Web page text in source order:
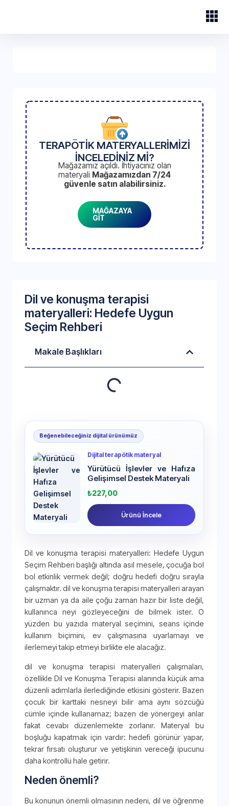
TERAPÖTİK MATERYALLERİMİZİ
İNCELEDİNİZ Mİ?
Mağazamız açıldı. İhtiyacınız olan
materyali Mağazamızdan 7/24
güvenle satın alabilirsiniz.
MAĞAZAYA
GİT
Dil ve konuşma terapisi
materyalleri: Hedefe Uygun
Seçim Rehberi
Makale Başlıkları
Beğenebileceğiniz dijital ürünümüz
Dijital terapötik materyal
Yürütücü İşlevler ve Hafıza
Gelişimsel Destek Materyali
₺227,00
Ürünü İncele
Dil ve konuşma terapisi materyalleri: Hedefe Uygun
Seçim Rehberi başlığı altında asıl mesele, çocuğa bol
bol etkinlik vermek değil; doğru hedefi doğru sırayla
çalışmaktır. dil ve konuşma terapisi materyalleri arayan
bir uzman ya da aile çoğu zaman hazır bir liste değil,
kullanınca neyi gözleyeceğini de bilmek ister. O
yüzden bu yazıda materyal seçimini, seans içinde
kullanım biçimini, ev çalışmasına uyarlamayı ve
ilerlemeyi takip etmeyi birlikte ele alacağız.
dil ve konuşma terapisi materyalleri çalışmaları,
özellikle Dil ve Konuşma Terapisi alanında küçük ama
düzenli adımlarla ilerlediğinde etkisini gösterir. Bazen
çocuk bir karttaki nesneyi bilir ama aynı sözcüğü
cümle içinde kullanamaz; bazen de yönergeyi anlar
fakat cevabı düzenlemekte zorlanır. Materyal bu
boşluğu kapatmak için vardır: hedefi görünür yapar,
tekrar fırsatı oluşturur ve yetişkinin vereceği ipucunu
daha kontrollü hale getirir.
Neden önemli?
Bu konunun önemli olmasının nedeni, dil ve öğrenme